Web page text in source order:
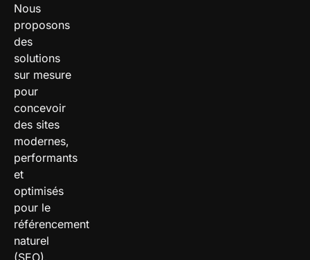
Nous
proposons
des
solutions
sur mesure
pour
concevoir
des sites
modernes,
performants
et
optimisés
pour le
référencement
naturel
(SEO).